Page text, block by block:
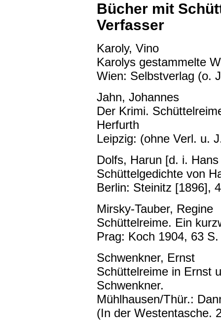
Bücher mit
Verfasser
Karoly, Vino
Karolys gestammelte
Wien: Selbstverlag (o.
Jahn, Johannes
Der Krimi.
Herfurth
Leipzig: (ohne Verl. u.
Dolfs, Harun [d. i.
Schüttelgedichte von
Berlin: Steinitz [1896],
Mirsky-Tauber, Regine
Schüttelreime. Ein
Prag: Koch 1904, 63 S.
Schwenkner, Ernst
Schüttelreime in Ernst
Schwenkner.
Mühlhausen/Thür.:
(In der Westentasche.